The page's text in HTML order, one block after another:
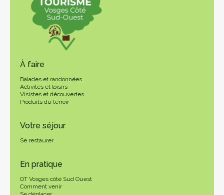
À faire
Balades et randonnées
Activités et loisirs
Visistes et découvertes
Produits du terroir
Votre séjour
Se restaurer
En pratique
OT Vosges côté Sud Ouest
Comment venir